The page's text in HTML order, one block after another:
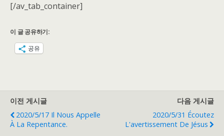
[/av_tab_container]
이 글 공유하기:
공유
이전 게시글
2020/5/17 Il Nous Appelle
À La Repentance.
다음 게시글
2020/5/31 Écoutez
L'avertissement De Jésus